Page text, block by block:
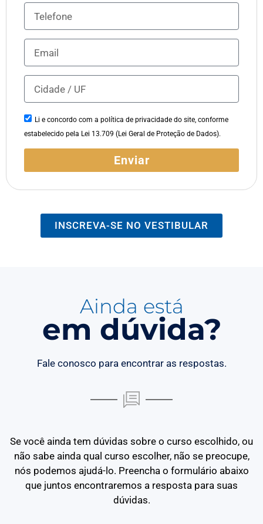
Li e concordo com a política de privacidade do site, conforme
estabelecido pela Lei 13.709 (Lei Geral de Proteção de Dados).
Enviar
INSCREVA-SE NO VESTIBULAR
Ainda está
em dúvida?
Fale conosco para encontrar as respostas.
Se você ainda tem dúvidas sobre o curso escolhido, ou
não sabe ainda qual curso escolher, não se preocupe,
nós podemos ajudá-lo. Preencha o formulário abaixo
que juntos encontraremos a resposta para suas
dúvidas.